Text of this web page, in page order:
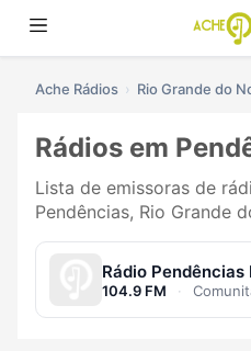
Ache Rádios Rio Grande do
Rádios em
Lista de emissoras de
Pendências, Rio Grande
Rádio Pendências
104.9 FM ·